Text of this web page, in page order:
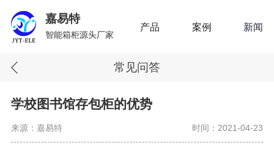
产品 案例 新闻
嘉易特
智能箱柜源头厂家
常见问答
学校图书馆存包柜的优势
来源：嘉易特 时间：2021-04-23